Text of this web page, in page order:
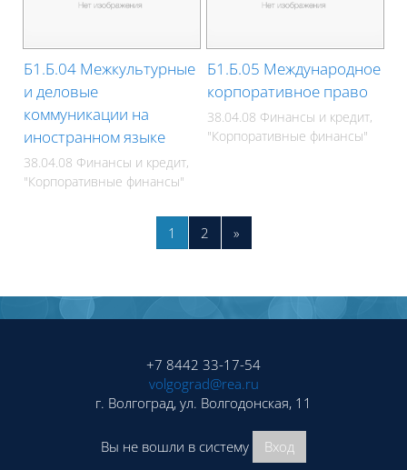
Б1.Б.04 Межкультурные
и деловые
коммуникации на
иностранном языке
38.04.08 Финансы и кредит,
"Корпоративные финансы"
Б1.Б.05 Международное
корпоративное право
38.04.08 Финансы и кредит,
"Корпоративные финансы"
1 Страница 1
2 Страница 2
»Следующая страница
Блоки
+7 8442 33-17-54
volgograd@rea.ru
г. Волгоград, ул. Волгодонская, 11
Вы не вошли в систему Вход